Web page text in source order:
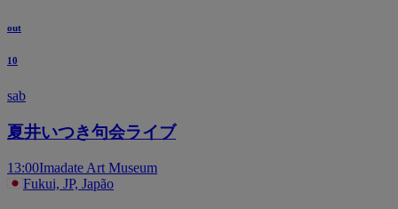
out
10
sab
夏井いつき句会ライブ
13:00Imadate Art Museum
Fukui, JP, Japão